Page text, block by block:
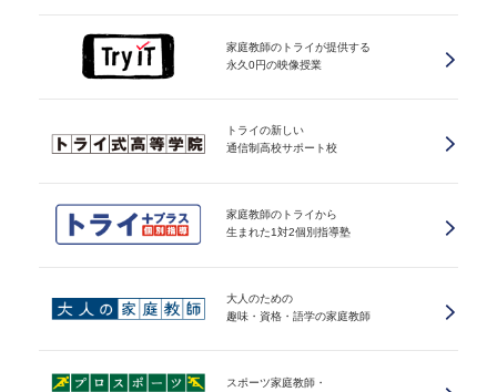
家庭教師のトライが提供する
永久0円の映像授業
トライの新しい
通信制高校サポート校
家庭教師のトライから
生まれた1対2個別指導塾
大人のための
趣味・資格・語学の家庭教師
スポーツ家庭教師・